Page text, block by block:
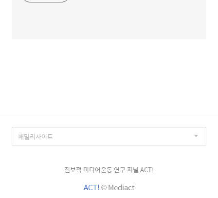
진보적 미디어운동 연구 저널 ACT!
ACT!© Mediact